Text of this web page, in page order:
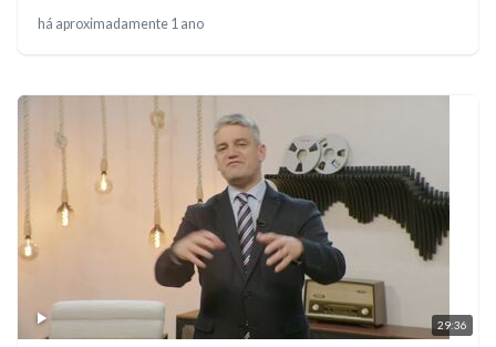
há aproximadamente 1 ano
29:36